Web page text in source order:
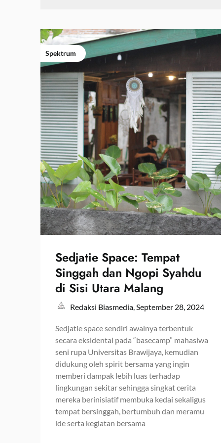
Spektrum
Sedjatie Space: Tempat
Singgah dan Ngopi Syahdu
di Sisi Utara Malang
Redaksi Biasmedia, September 28, 2024
Sedjatie space sendiri awalnya terbentuk
secara eksidental pada “basecamp” mahasiwa
seni rupa Universitas Brawijaya, kemudian
didukung oleh spirit bersama yang ingin
memberi dampak lebih luas terhadap
lingkungan sekitar sehingga singkat cerita
mereka berinisiatif membuka kedai sekaligus
tempat bersinggah, bertumbuh dan meramu
ide serta kegiatan bersama